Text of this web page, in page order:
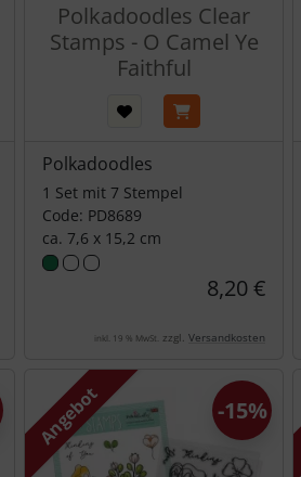
Polkadoodles Clear
Stamps - O Camel Ye
Faithful
Polkadoodles
1 Set mit 7 Stempel
Code: PD8689
ca. 7,6 x 15,2 cm
8,20 €
inkl. 19 % MwSt. zzgl. Versandkosten
Angebot -15%